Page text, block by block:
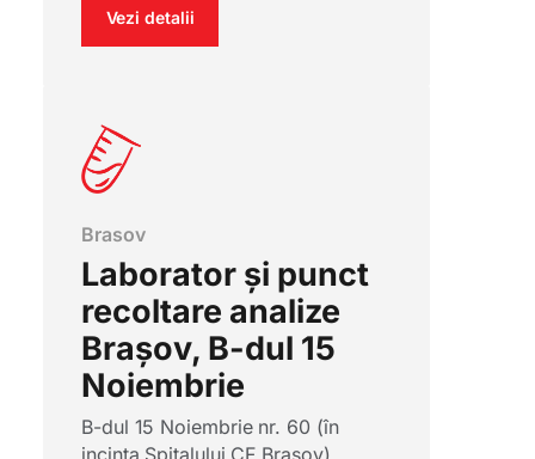
Vezi detalii
Brasov
Laborator și punct
recoltare analize
Brașov, B-dul 15
Noiembrie
B-dul 15 Noiembrie nr. 60 (în